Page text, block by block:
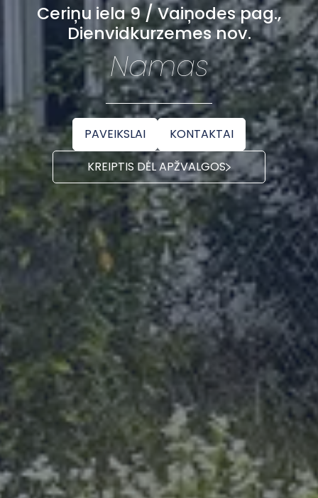
Ceriņu iela 9 / Vaiņodes pag.,
Dienvidkurzemes nov.
Namas
PAVEIKSLAI
KONTAKTAI
KREIPTIS DĖL APŽVALGOS